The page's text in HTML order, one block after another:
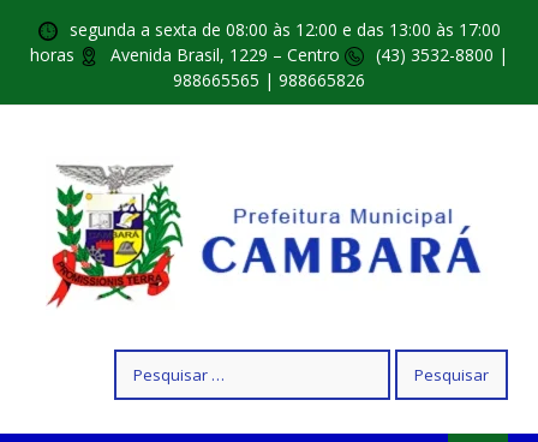
segunda a sexta de 08:00 às 12:00 e das 13:00 às 17:00
horas
Avenida Brasil, 1229 – Centro
(43) 3532-8800 |
988665565 | 988665826
por: